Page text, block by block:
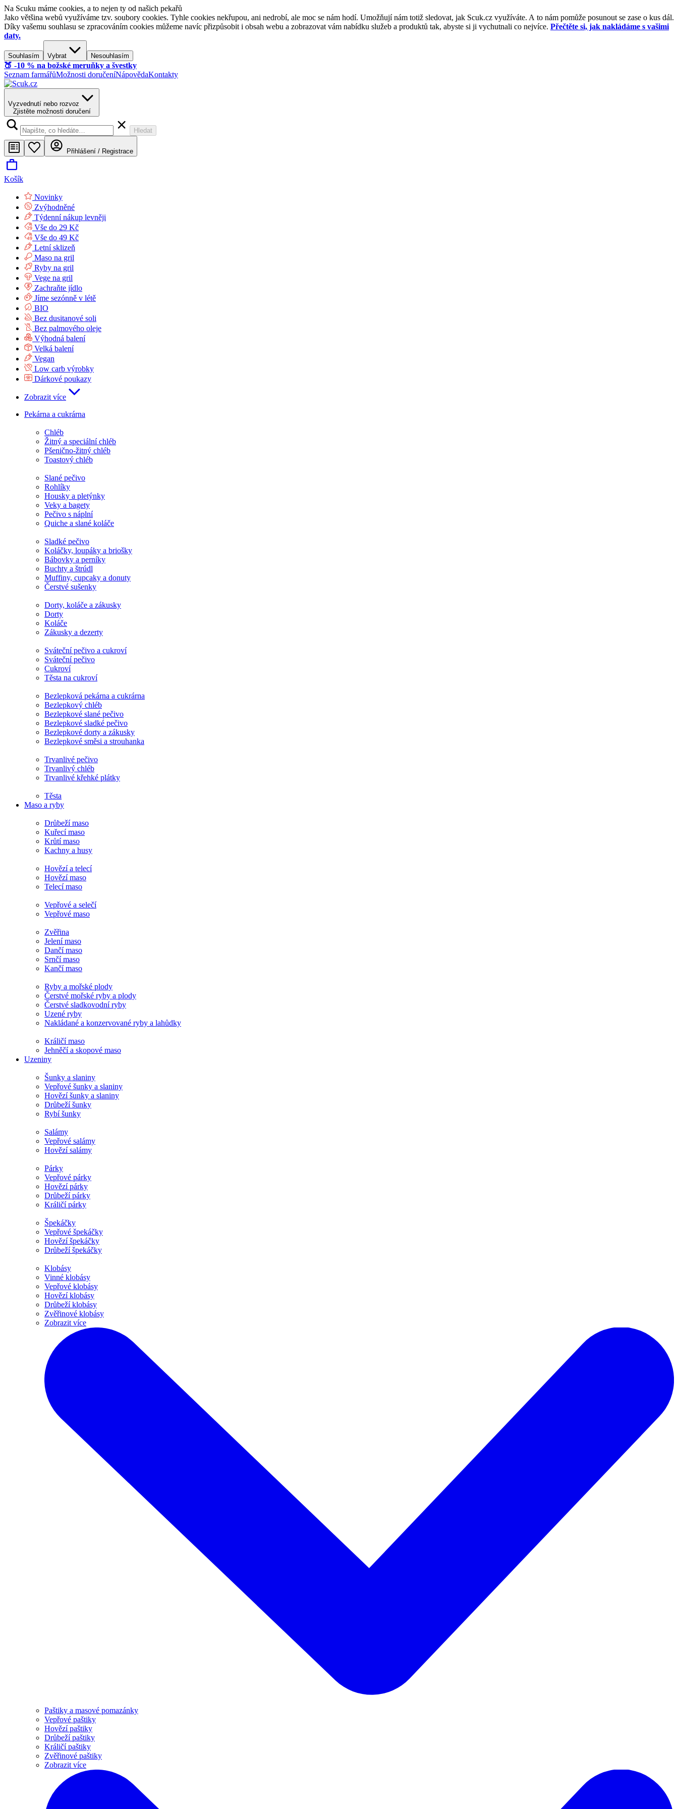
Na Scuku máme cookies, a to nejen ty od našich pekařů
Jako většina webů využíváme tzv. soubory cookies. Tyhle cookies nekřupou, ani nedrobí, ale moc se nám hodí. Umožňují nám totiž sledovat, jak Scuk.cz využíváte. A to nám pomůže posunout se zase o kus dál.
Díky vašemu souhlasu se zpracováním cookies můžeme navíc přizpůsobit i obsah webu a zobrazovat vám nabídku služeb a produktů tak, abyste si ji vychutnali co nejvíce. Přečtěte si, jak nakládáme s vašimi
daty.
Souhlasím Vybrat Nesouhlasím
🍑​ -10 % na božské meruňky a švestky
Seznam farmářůMožnosti doručeníNápovědaKontakty
Vyzvednutí nebo rozvoz
Zjistěte možnosti doručení
Hledat
Přihlášení / Registrace
Košík
Novinky
Zvýhodněné
Týdenní nákup levněji
Vše do 29 Kč
Vše do 49 Kč
Letní sklizeň
Maso na gril
Ryby na gril
Vege na gril
Zachraňte jídlo
Jíme sezónně v létě
BIO
Bez dusitanové soli
Bez palmového oleje
Výhodná balení
Velká balení
Vegan
Low carb výrobky
Dárkové poukazy
Zobrazit více
Pekárna a cukrárna
Chléb
Žitný a speciální chléb
Pšenično-žitný chléb
Toastový chléb
Slané pečivo
Rohlíky
Housky a pletýnky
Veky a bagety
Pečivo s náplní
Quiche a slané koláče
Sladké pečivo
Koláčky, loupáky a briošky
Bábovky a perníky
Buchty a štrúdl
Muffiny, cupcaky a donuty
Čerstvé sušenky
Dorty, koláče a zákusky
Dorty
Koláče
Zákusky a dezerty
Sváteční pečivo a cukroví
Sváteční pečivo
Cukroví
Těsta na cukroví
Bezlepková pekárna a cukrárna
Bezlepkový chléb
Bezlepkové slané pečivo
Bezlepkové sladké pečivo
Bezlepkové dorty a zákusky
Bezlepkové směsi a strouhanka
Trvanlivé pečivo
Trvanlivý chléb
Trvanlivé křehké plátky
Těsta
Maso a ryby
Drůbeží maso
Kuřecí maso
Krůtí maso
Kachny a husy
Hovězí a telecí
Hovězí maso
Telecí maso
Vepřové a selečí
Vepřové maso
Zvěřina
Jelení maso
Dančí maso
Srnčí maso
Kančí maso
Ryby a mořské plody
Čerstvé mořské ryby a plody
Čerstvé sladkovodní ryby
Uzené ryby
Nakládané a konzervované ryby a lahůdky
Králičí maso
Jehněčí a skopové maso
Uzeniny
Šunky a slaniny
Vepřové šunky a slaniny
Hovězí šunky a slaniny
Drůbeží šunky
Rybí šunky
Salámy
Vepřové salámy
Hovězí salámy
Párky
Vepřové párky
Hovězí párky
Drůbeží párky
Králičí párky
Špekáčky
Vepřové špekáčky
Hovězí špekáčky
Drůbeží špekáčky
Klobásy
Vinné klobásy
Vepřové klobásy
Hovězí klobásy
Drůbeží klobásy
Zvěřinové klobásy
Zobrazit více
Paštiky a masové pomazánky
Vepřové paštiky
Hovězí paštiky
Drůbeží paštiky
Králičí paštiky
Zvěřinové paštiky
Zobrazit více